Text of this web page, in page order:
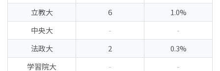
立教大
6
1.0%
中央大
-
-
法政大
2
0.3%
学習院大
-
-